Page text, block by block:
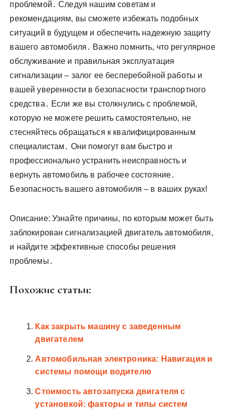
проблемой․ Следуя нашим советам и
рекомендациям, вы сможете избежать подобных
ситуаций в будущем и обеспечить надежную защиту
вашего автомобиля․ Важно помнить, что регулярное
обслуживание и правильная эксплуатация
сигнализации – залог ее бесперебойной работы и
вашей уверенности в безопасности транспортного
средства․ Если же вы столкнулись с проблемой,
которую не можете решить самостоятельно, не
стесняйтесь обращаться к квалифицированным
специалистам․ Они помогут вам быстро и
профессионально устранить неисправность и
вернуть автомобиль в рабочее состояние․
Безопасность вашего автомобиля – в ваших руках!
Описание: Узнайте причины, по которым может быть
заблокирован сигнализацией двигатель автомобиля,
и найдите эффективные способы решения
проблемы․
Похожие статьи:
Как закрыть машину с заведенным
двигателем
Автомобильная электроника: Навигация и
системы помощи водителю
Стоимость автозапуска двигателя с
установкой: факторы и типы систем